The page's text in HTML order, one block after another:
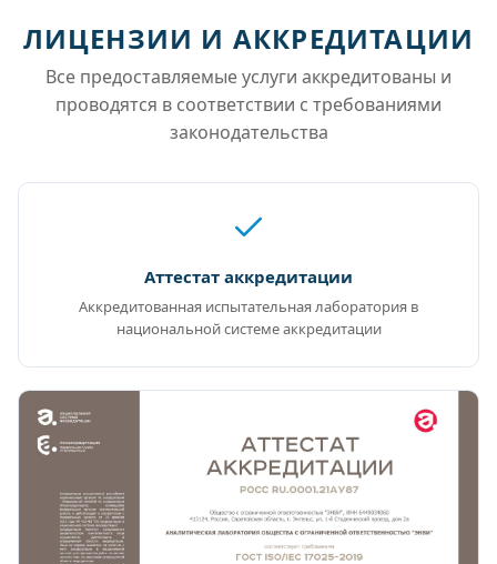
ЛИЦЕНЗИИ И АККРЕДИТАЦИИ
Все предоставляемые услуги аккредитованы и
проводятся в соответствии с требованиями
законодательства
Аттестат аккредитации
Аккредитованная испытательная лаборатория в
национальной системе аккредитации